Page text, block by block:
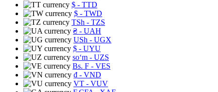
$ - TTD
$ - TWD
TSh - TZS
₴ - UAH
USh - UGX
$ - UYU
soʻm - UZS
Bs. F - VES
₫ - VND
VT - VUV